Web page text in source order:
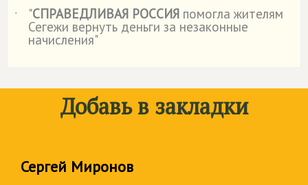
˙
"СПРАВЕДЛИВАЯ РОССИЯ помогла жителям
Сегежи вернуть деньги за незаконные
начисления"
Добавь в закладки
Сергей Миронов